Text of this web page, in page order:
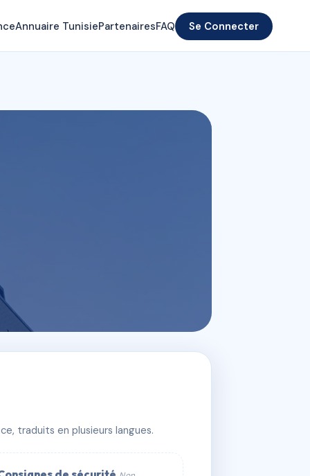
Annuaire TunisiePartenairesFAQ Se Connecter
traduits en plusieurs langues.